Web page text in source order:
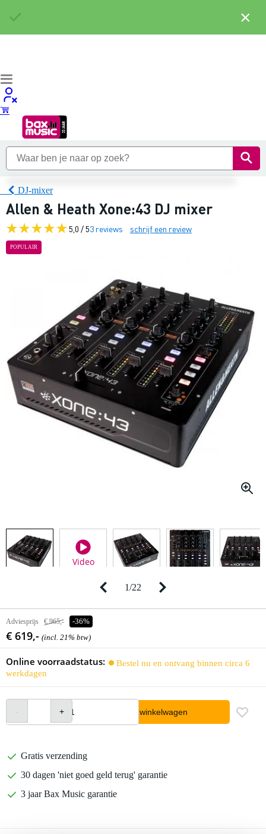
DJ-mixer
Allen & Heath Xone:43 DJ mixer
5,0 / 53 reviews schrijf een review
POPULAIR
Video
1/22
Adviesprijs € 965,- -36%
€ 619,- (incl. 21% btw)
Online voorraadstatus:
Bestel nu en ontvang binnen circa 6
werkdagen
In winkelwagen
Gratis verzending
30 dagen 'niet goed geld terug' garantie
3 jaar Bax Music garantie
×